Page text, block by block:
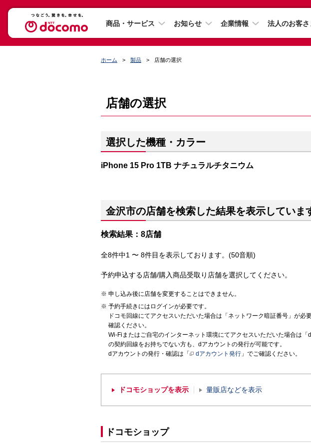
商品・サービス お知らせ 企業情報 法人のお客さ
ホーム 製品 店舗の選択
店舗の選択
選択した機種・カラー
iPhone 15 Pro 1TB ナチュラルチタニウム
金沢市の店舗を検索した結果を表示していま
検索結果：8店舗
全8件中1 〜 8件目を表示しております。(50音順)
予約申込する店舗/購入商品受取り店舗を選択してください。
申し込み後に店舗を変更することはできません。
予約手続きにはログインが必要です。
ドコモ回線にてアクセスいただいた場合は「ネットワーク暗証番号」が必
確認ください。
Wi-Fiまたはご自宅のインターネット環境にてアクセスいただいた場合は
の契約回線をお持ちでない方も、dアカウントの発行が可能です。
dアカウントの発行・確認は「
dアカウント発行 」でご確認ください。
ドコモショップを表示 量販店などを表示
ドコモショップ